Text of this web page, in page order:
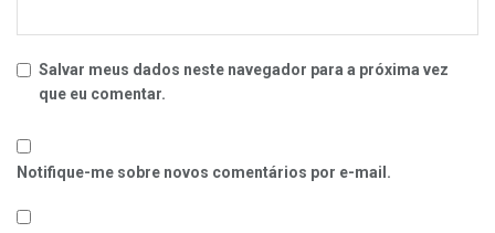
Salvar meus dados neste navegador para a próxima vez
que eu comentar.
Notifique-me sobre novos comentários por e-mail.